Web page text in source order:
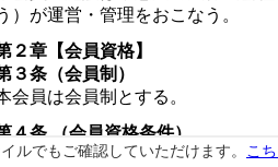
ルでもご確認していただけます。 こ